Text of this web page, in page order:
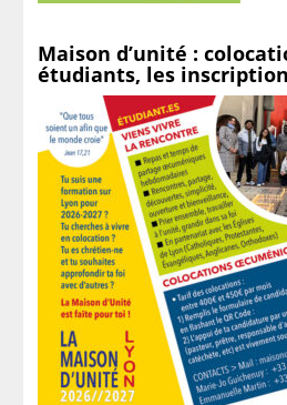
Maison d’unité :
étudiants, les